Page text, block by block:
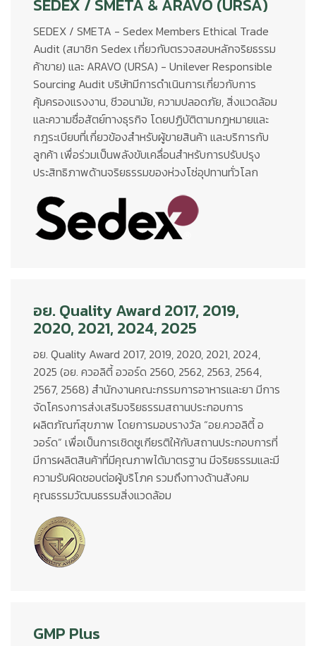
SEDEX / SMETA & ARAVO (URSA)
SEDEX / SMETA - Sedex Members Ethical Trade
Audit (สมาชิก Sedex เกี่ยวกับตรวจสอบหลักจริยธรรม
ค้าขาย) และ ARAVO (URSA) - Unilever Responsible
Sourcing Audit บริษัทมีการดำเนินการเกี่ยวกับการ
คุ้มครองแรงงาน, ชีวอนามัย, ความปลอดภัย, สิ่งแวดล้อม
และความซื่อสัตย์ทางธุรกิจ โดยปฏิบัติตามกฎหมายและ
กฎระเบียบที่เกี่ยวข้องสำหรับผู้ขายสินค้า และบริการกับ
ลูกค้า เพื่อร่วมเป็นพลังขับเคลื่อนสำหรับการปรับปรุง
ประสิทธิภาพด้านจริยธรรมของห่วงโซ่อุปทานทั่วโลก
อย. Quality Award 2017, 2019,
2020, 2021, 2024, 2025
อย. Quality Award 2017, 2019, 2020, 2021, 2024,
2025 (อย. ควอลิตี้ อวอร์ด 2560, 2562, 2563, 2564,
2567, 2568) สำนักงานคณะกรรมการอาหารและยา มีการ
จัดโครงการส่งเสริมจริยธรรมสถานประกอบการ
ผลิตภัณฑ์สุขภาพ โดยการมอบรางวัล “อย.ควอลิตี้ อ
วอร์ด” เพื่อเป็นการเชิดชูเกียรติให้กับสถานประกอบการที่
มีการผลิตสินค้าที่มีคุณภาพได้มาตรฐาน มีจริยธรรมและมี
ความรับผิดชอบต่อผู้บริโภค รวมถึงทางด้านสังคม
คุณธรรมวัฒนธรรมสิ่งแวดล้อม
GMP Plus